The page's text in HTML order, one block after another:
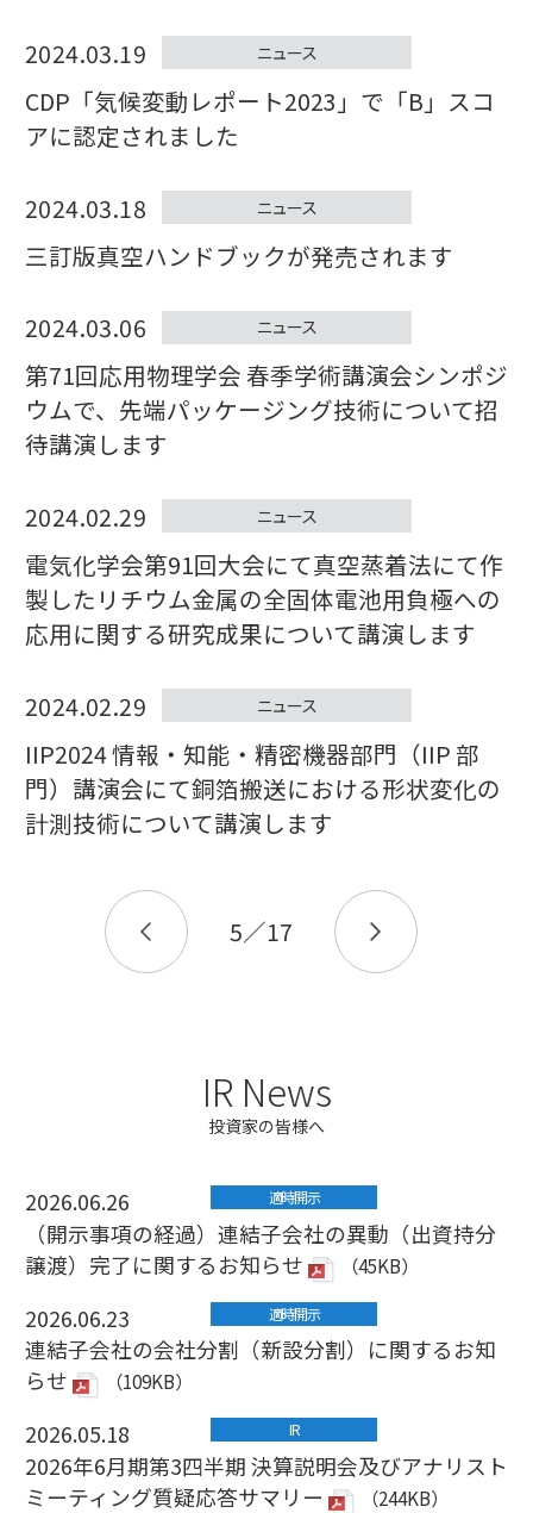
2024.03.19 ニュース
CDP「気候変動レポート2023」で「B」スコ
アに認定されました
2024.03.18 ニュース
三訂版真空ハンドブックが発売されます
2024.03.06 ニュース
第71回応用物理学会 春季学術講演会シンポジ
ウムで、先端パッケージング技術について招
待講演します
2024.02.29 ニュース
電気化学会第91回大会にて真空蒸着法にて作
製したリチウム金属の全固体電池用負極への
応用に関する研究成果について講演します
2024.02.29 ニュース
IIP2024 情報・知能・精密機器部門（IIP 部
門）講演会にて銅箔搬送における形状変化の
計測技術について講演します
5／17
IR News
投資家の皆様へ